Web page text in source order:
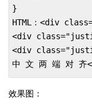
}
HTML：<div
<div
<div
中 文 两 端 对
效果图：